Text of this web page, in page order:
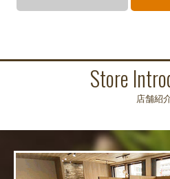
Store
店舗紹